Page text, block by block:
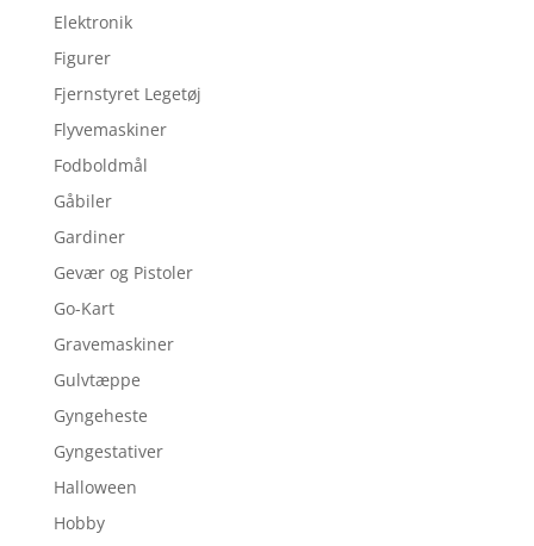
Elektronik
Figurer
Fjernstyret Legetøj
Flyvemaskiner
Fodboldmål
Gåbiler
Gardiner
Gevær og Pistoler
Go-Kart
Gravemaskiner
Gulvtæppe
Gyngeheste
Gyngestativer
Halloween
Hobby